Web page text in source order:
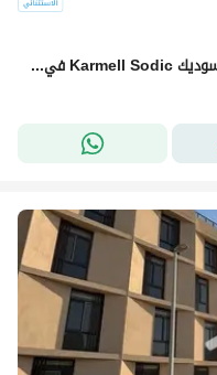
دوبلكس بجاردن متشطب للبيع في كارميل سوديك Karmell Sodic في قلب الشيخ زايد وبالقرب من بيفرلي هيلز